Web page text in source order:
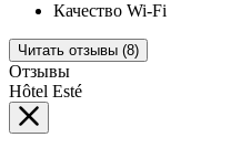
Качество Wi-Fi
Читать отзывы (8)
Отзывы
Hôtel Esté